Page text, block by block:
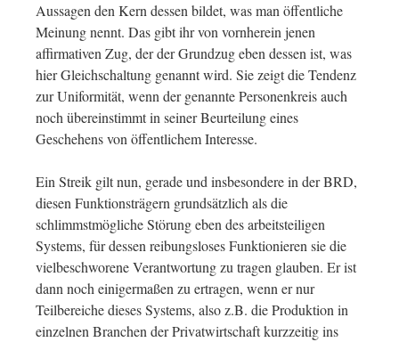
Aussagen den Kern dessen bildet, was man öffentliche
Meinung nennt. Das gibt ihr von vornherein jenen
affirmativen Zug, der der Grundzug eben dessen ist, was
hier Gleichschaltung genannt wird. Sie zeigt die Tendenz
zur Uniformität, wenn der genannte Personenkreis auch
noch übereinstimmt in seiner Beurteilung eines
Geschehens von öffentlichem Interesse.
Ein Streik gilt nun, gerade und insbesondere in der BRD,
diesen Funktionsträgern grundsätzlich als die
schlimmstmögliche Störung eben des arbeitsteiligen
Systems, für dessen reibungsloses Funktionieren sie die
vielbeschworene Verantwortung zu tragen glauben. Er ist
dann noch einigermaßen zu ertragen, wenn er nur
Teilbereiche dieses Systems, also z.B. die Produktion in
einzelnen Branchen der Privatwirtschaft kurzzeitig ins